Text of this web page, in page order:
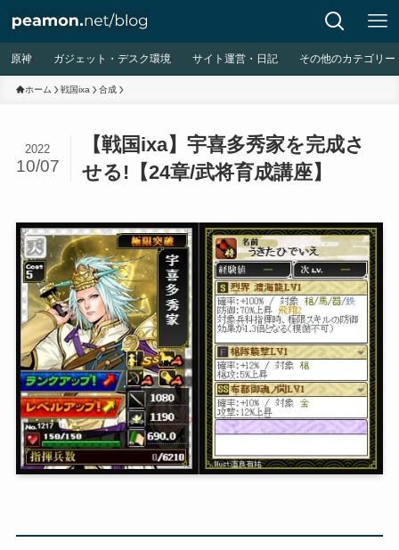
原神 ガジェット・デスク環境 サイト運営・日記 その他のカテゴリー
ホーム 戦国ixa 合成
【戦国ixa】宇喜多秀家を完成さ
せる!【24章/武将育成講座】
2022
10/07